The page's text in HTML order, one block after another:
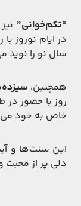
“تکم‌خوانی”
در ایام نوروز
سال نو را نوید
همچنین،
روز با حضور در
خاص به خود
این سنت‌ها و
دلی پر از